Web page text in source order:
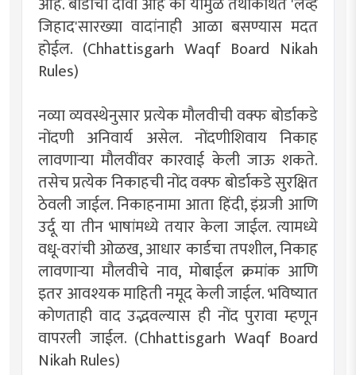
जिहाद'सारख्या वादांनाही आळा बसण्यास मदत
होईल. (Chhattisgarh Waqf Board Nikah
Rules)
नव्या व्यवस्थेनुसार प्रत्येक मौलवीची वक्फ बोर्डाकडे
नोंदणी अनिवार्य असेल. नोंदणीशिवाय निकाह
लावणाऱ्या मौलवींवर कारवाई केली जाऊ शकते.
तसेच प्रत्येक निकाहची नोंद वक्फ बोर्डाकडे सुरक्षित
ठेवली जाईल. निकाहनामा आता हिंदी, इंग्रजी आणि
उर्दू या तीन भाषांमध्ये तयार केला जाईल. त्यामध्ये
वधू-वरांची ओळख, आधार कार्डचा तपशील, निकाह
लावणाऱ्या मौलवीचे नाव, मोबाईल क्रमांक आणि
इतर आवश्यक माहिती नमूद केली जाईल. भविष्यात
कोणताही वाद उद्भवल्यास ही नोंद पुरावा म्हणून
वापरली जाईल. (Chhattisgarh Waqf Board
Nikah Rules)